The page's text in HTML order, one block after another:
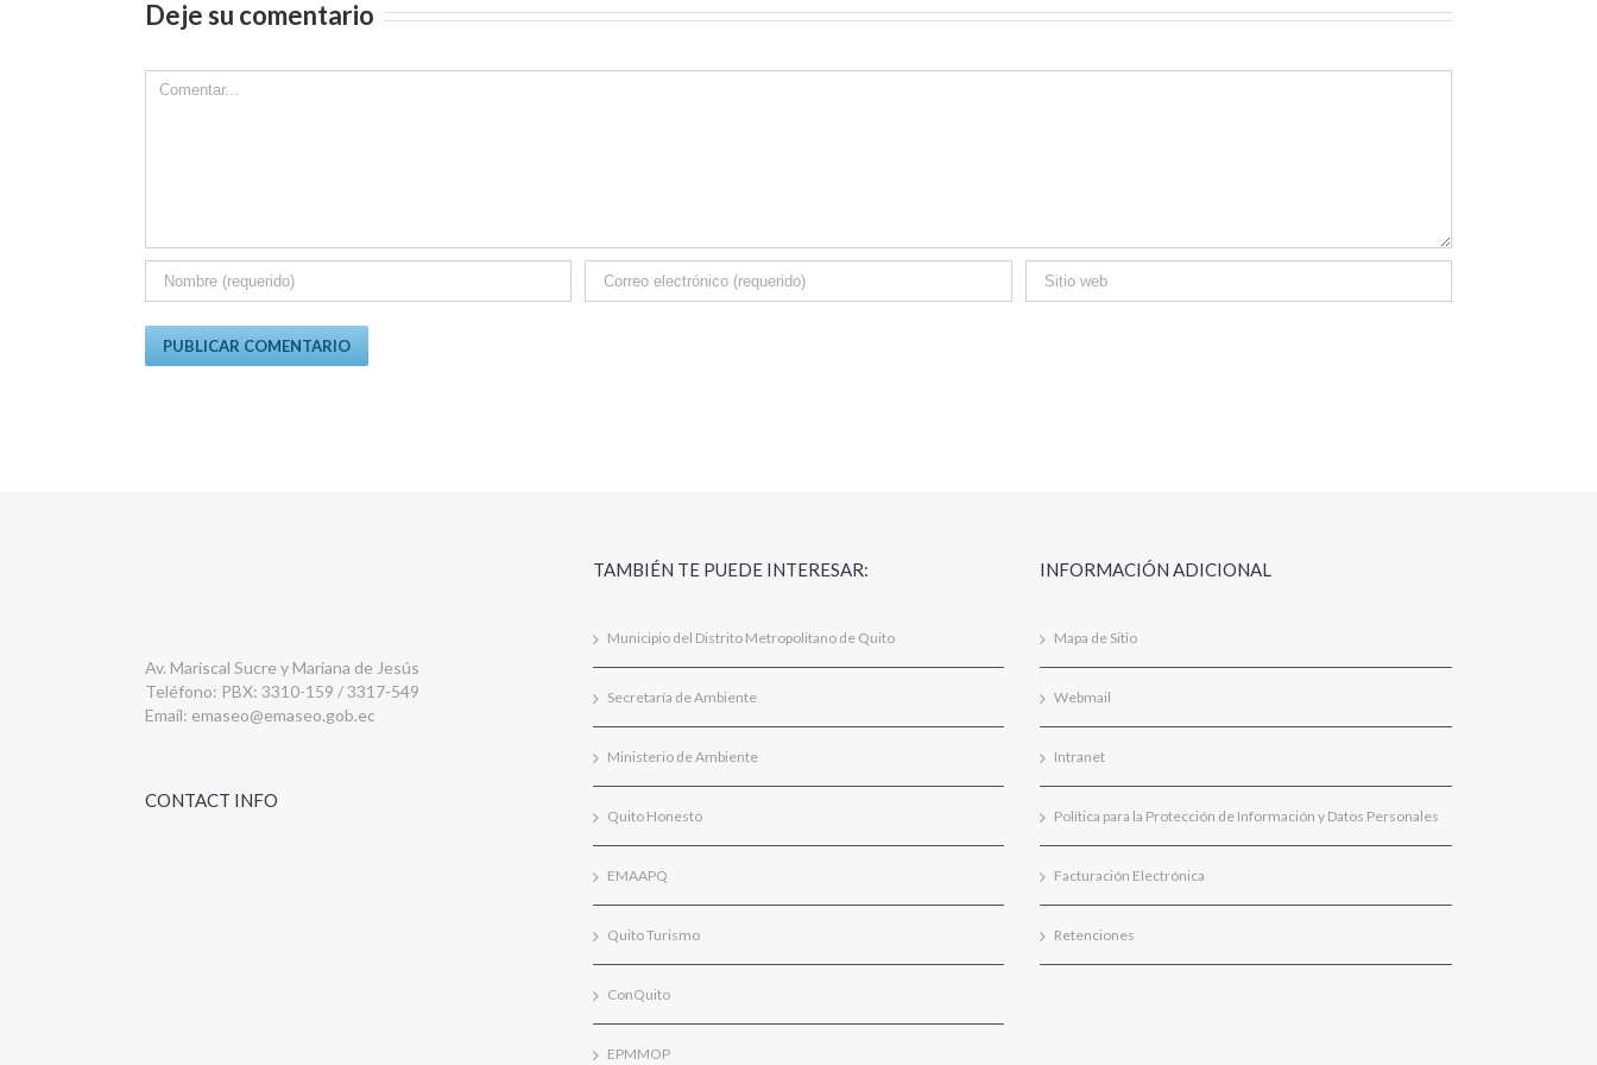
Deje su comentario
Comment
Av. Mariscal Sucre y Mariana de Jesús
Teléfono: PBX: 3310-159 / 3317-549
Email: emaseo@emaseo.gob.ec
CONTACT INFO
TAMBIÉN TE PUEDE INTERESAR:
Municipio del Distrito Metropolitano de Quito
Secretaría de Ambiente
Ministerio de Ambiente
Quito Honesto
EMAAPQ
Quito Turismo
ConQuito
EPMMOP
INFORMACIÓN ADICIONAL
Mapa de Sitio
Webmail
Intranet
Política para la Protección de Información y Datos Personales
Facturación Electrónica
Retenciones